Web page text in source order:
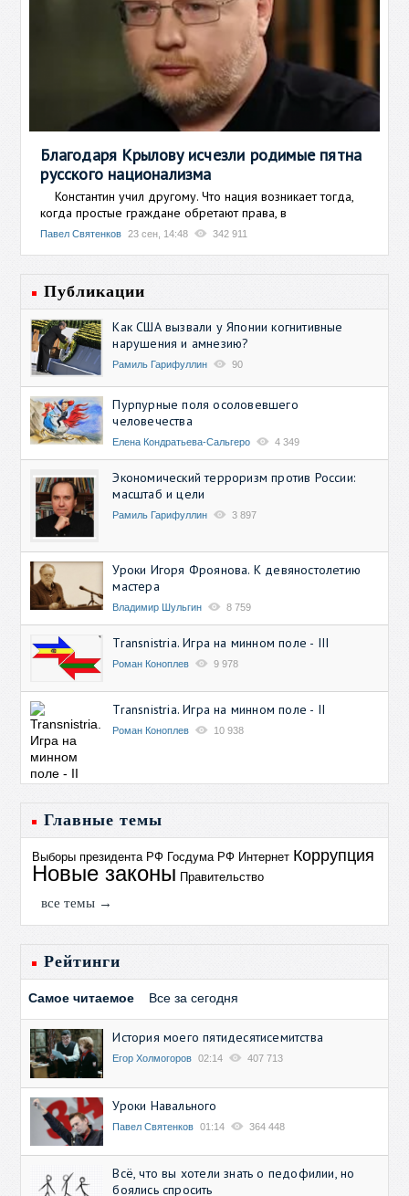
Благодаря Крылову исчезли родимые пятна
русского национализма
Константин учил другому. Что нация возникает тогда,
когда простые граждане обретают права, в
Павел Святенков 23 сен, 14:48 342 911
Публикации
Как США вызвали у Японии когнитивные
нарушения и амнезию?
Рамиль Гарифуллин 90
Пурпурные поля осоловевшего
человечества
Елена Кондратьева-Сальгеро 4 349
Экономический терроризм против России:
масштаб и цели
Рамиль Гарифуллин 3 897
Уроки Игоря Фроянова. К девяностолетию
мастера
Владимир Шульгин 8 759
Transnistria. Игра на минном поле - III
Роман Коноплев 9 978
Transnistria. Игра на минном поле - II
Роман Коноплев 10 938
Главные темы
Выборы президента РФ Госдума РФ Интернет Коррупция
Новые законы Правительство
все темы →
Рейтинги
Самое читаемое Все за сегодня
История моего пятидесятисемитства
Егор Холмогоров 02:14 407 713
Уроки Навального
Павел Святенков 01:14 364 448
Всё, что вы хотели знать о педофилии, но
боялись спросить